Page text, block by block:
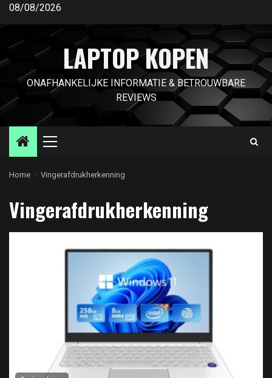
Ga
inhoud
08/08/2026
LAPTOP KOPEN
ONAFHANKELIJKE INFORMATIE & BETROUWBARE
REVIEWS
Primair
Home Vingerafdrukherkenning
Vingerafdrukherkenning